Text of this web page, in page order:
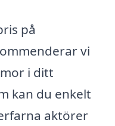
på
vi
i ditt
kan du enkelt
aktörer